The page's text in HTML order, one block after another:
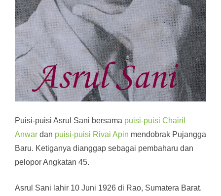
Puisi-puisi Asrul Sani bersama puisi-puisi Chairil
Anwar dan puisi-puisi Rivai Apin mendobrak Pujangga
Baru. Ketiganya dianggap sebagai pembaharu dan
pelopor Angkatan 45.
Asrul Sani lahir 10 Juni 1926 di Rao, Sumatera Barat.